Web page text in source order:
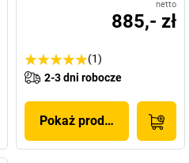
netto
885,- zł
(1)
2-3 dni robocze
Pokaż produkt